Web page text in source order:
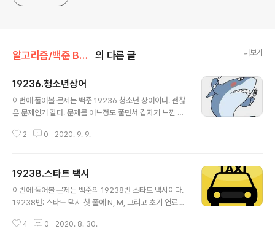
알고리즘/백준 BAEK JOON 의 다른 글 더보기
19236.청소년상어
이번에 풀어볼 문제는 백준 19236 청소년 상어이다. 괜찮
은 문제인거 같다. 문제를 어느정도 풀면서 갑자기 느낀 것
들은 구현만 제대로하면 다른 예외처리 같은 것이나 함정
들었다. 여튼 이 문제는 시뮬레이션 문제이다. 이 문제에서
얻어갈 수 있는 것은 idx에 대한 내용을 굳이 구조체의 변
수로 가져가는 것이 아니라 배열의 순번으로 가져는 방법
이다. 당연한 이야기지만 여러 함수들을 구현해야할 때는
2 0 2020. 9. 9.
19238.스타트 택시
이번에 풀어볼 문제는 백준의 19238번 스타트 택시이다.
19238번: 스타트 택시 첫 줄에 N, M, 그리고 초기 연료의
≤ 500,000) 연료는 무한히 많이 담을 수 있기 때문에, 초
4 0 2020. 8. 30.